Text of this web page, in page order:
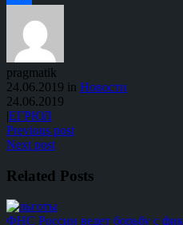
pragmatik
24.06.2019 in Новости
24.06.2019
|ЕГРЮЛ
Previous post
Next post
Related Posts
ФНС России ведет борьбу с